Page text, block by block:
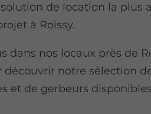
de location la plus
à Roissy.
dans nos locaux près de
découvrir notre sélection
et de gerbeurs